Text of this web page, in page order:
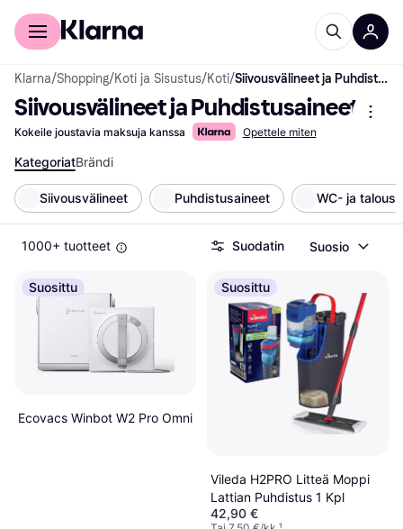
Kuluttajille
Klarna/Shopping/Koti ja Sisustus/Koti/ Siivousvälineet ja Puhdistusaineet
Siivousvälineet ja Puhdistusaineet
Kokeile joustavia maksuja kanssa Opettele miten
KategoriatBrändi
Siivousvälineet Puhdistusaineet WC- ja
1000+ tuotteet Suodatin Suosio
Suosittu
Ecovacs Winbot W2 Pro Omni
Suosittu
Vileda H2PRO Litteä Moppi
Lattian Puhdistus 1 Kpl
42,90 €